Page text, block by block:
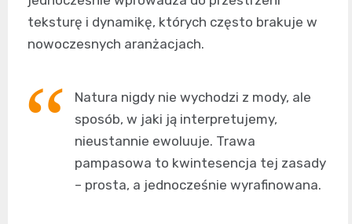
teksturę i dynamikę, których często brakuje w
nowoczesnych aranżacjach.
Natura nigdy nie wychodzi z mody, ale
sposób, w jaki ją interpretujemy,
nieustannie ewoluuje. Trawa
pampasowa to kwintesencja tej zasady
– prosta, a jednocześnie wyrafinowana.